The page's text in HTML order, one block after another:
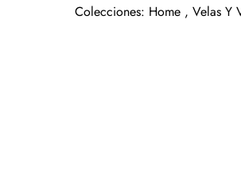
Colecciones: Home , Velas Y